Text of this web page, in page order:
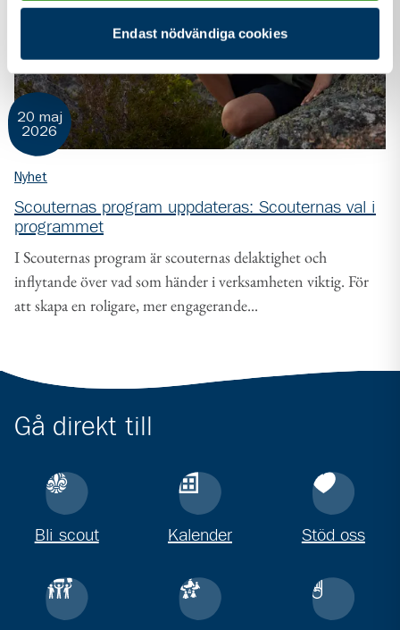
Endast nödvändiga cookies
20 maj
2026
Nyhet
Scouternas program uppdateras: Scouternas val i
programmet
I Scouternas program är scouternas delaktighet och
inflytande över vad som händer i verksamheten viktig. För
att skapa en roligare, mer engagerande...
Gå direkt till
Bli scout Kalender Stöd oss